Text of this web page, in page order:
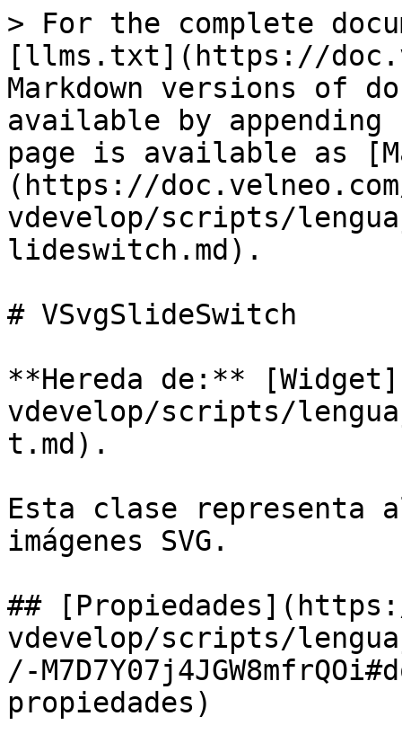
> For the complete
[llms.txt](https://
Markdown versions of
available by
page is available as
(https://
vdevelop/scripts/
lideswitch.md).
# VSvgSlideSwitch
**Hereda de:**
vdevelop/scripts/
t.md).
Esta clase
imágenes SVG.
##
vdevelop/scripts/
/-
propiedades)